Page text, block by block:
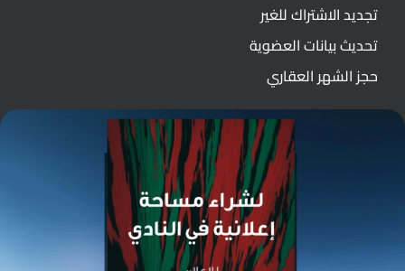
تجديد الاشتراك للغير
تحديث بيانات العضوية
حجز الشهر العقاري